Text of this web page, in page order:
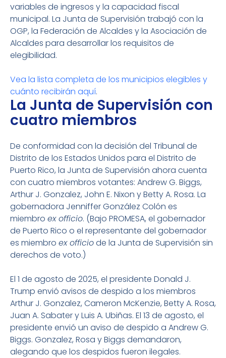
variables de ingresos y la capacidad fiscal
municipal. La Junta de Supervisión trabajó con la
OGP, la Federación de Alcaldes y la Asociación de
Alcaldes para desarrollar los requisitos de
elegibilidad.
Vea la lista completa de los municipios elegibles y
cuánto recibirán aquí.
La Junta de Supervisión con
cuatro miembros
De conformidad con la decisión del Tribunal de
Distrito de los Estados Unidos para el Distrito de
Puerto Rico, la Junta de Supervisión ahora cuenta
con cuatro miembros votantes: Andrew G. Biggs,
Arthur J. Gonzalez, John E. Nixon y Betty A. Rosa. La
gobernadora Jenniffer González Colón es
miembro ex officio. (Bajo PROMESA, el gobernador
de Puerto Rico o el representante del gobernador
es miembro ex officiode la Junta de Supervisión sin
derechos de voto.)
El 1 de agosto de 2025, el presidente Donald J.
Trump envió avisos de despido a los miembros
Arthur J. Gonzalez, Cameron McKenzie, Betty A. Rosa,
Juan A. Sabater y Luis A. Ubiñas. El 13 de agosto, el
presidente envió un aviso de despido a Andrew G.
Biggs. Gonzalez, Rosa y Biggs demandaron,
alegando que los despidos fueron ilegales.